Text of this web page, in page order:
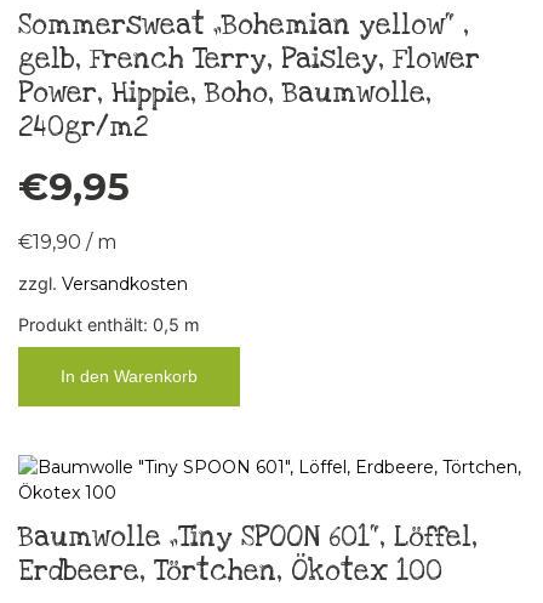
Sommersweat „Bohemian yellow“ ,
gelb, French Terry, Paisley, Flower
Power, Hippie, Boho, Baumwolle,
240gr/m2
€9,95
€19,90 / m
zzgl. Versandkosten
Produkt enthält: 0,5 m
In den Warenkorb
Baumwolle „Tiny SPOON 601“, Löffel,
Erdbeere, Törtchen, Ökotex 100